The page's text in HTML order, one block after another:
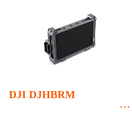
DJI DJHBRM